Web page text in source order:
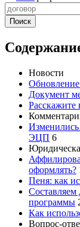
Новости
Обновление
Документ
Расскажите
ЭЦП 6
оформлять?
Пеня: как
Составляем
программы
Как
Вопрос-